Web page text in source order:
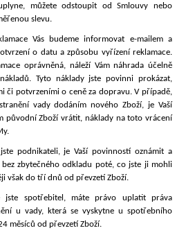
můžete odstoupit od Smlouvy nebo
slevu.
Vás budeme informovat e-mailem a
o datu a způsobu vyřízení reklamace.
oprávněná, náleží Vám náhrada účelně
Tyto náklady jste povinni prokázat,
či potvrzeními o ceně za dopravu. V případě,
vady dodáním nového Zboží, je Vaší
původní Zboží vrátit, náklady na toto vrácení
podnikateli, je Vaší povinností oznámit a
zbytečného odkladu poté, co jste ji mohli
však do tří dnů od převzetí Zboží.
jste spotřebitel, máte právo uplatit práva
u vady, která se vyskytne u spotřebního
měsíců od převzetí Zboží.